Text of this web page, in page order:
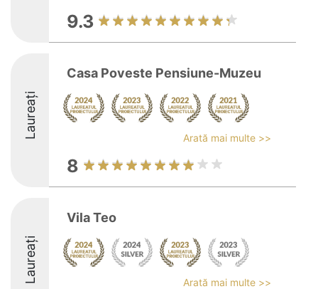
9.3
Laureați
Casa Poveste Pensiune-Muzeu
Arată mai multe >>
8
Laureați
Vila Teo
Arată mai multe >>